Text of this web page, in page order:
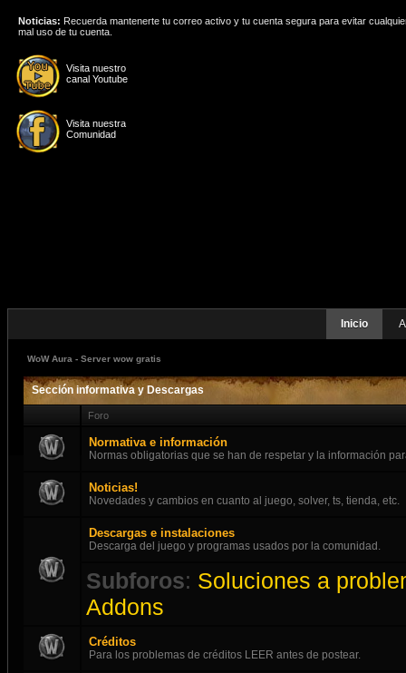
Visita nuestro
canal Youtube
Visita nuestra
Comunidad
Noticias: Recuerda mantenerte tu correo activo y tu cuenta segura para evitar
mal uso de tu cuenta.
Inicio
WoW Aura - Server wow gratis
Sección informativa y Descargas
Foro
Normativa e información
Normas obligatorias que se han de respetar y la información
Noticias!
Novedades y cambios en cuanto al juego, solver, ts, tienda, etc.
Descargas e instalaciones
Descarga del juego y programas usados por la comunidad.
Subforos: Soluciones a
Addons
Créditos
Para los problemas de créditos LEER antes de postear.